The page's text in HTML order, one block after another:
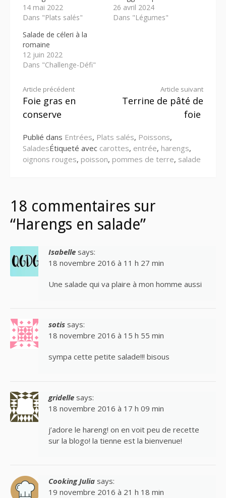
14 mai 2022
Dans "Plats salés"
26 avril 2024
Dans "Légumes"
Salade de céleri à la
romaine
12 juin 2022
Dans "Challenge-Défi"
Lire
la
Article précédent
Foie gras en
conserve
Article suivant
Terrine de pâté de
foie
Publié dans Entrées, Plats salés, Poissons,
SaladesÉtiqueté avec carottes, entrée, harengs,
oignons rouges, poisson, pommes de terre, salade
18 commentaires sur
“Harengs en salade”
Isabelle says:
18 novembre 2016 à 11 h 27 min
Une salade qui va plaire à mon homme aussi
sotis says:
18 novembre 2016 à 15 h 55 min
sympa cette petite salade!!! bisous
gridelle says:
18 novembre 2016 à 17 h 09 min
j’adore le hareng! on en voit peu de recette
sur la blogo! la tienne est la bienvenue!
Cooking Julia says:
19 novembre 2016 à 21 h 18 min